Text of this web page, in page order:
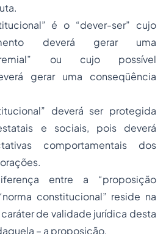
é o “dever-ser” cujo
deverá gerar uma
ou cujo possível
gerar uma conseqüência
deverá ser protegida
e sociais, pois deverá
comportamentais dos
entre a “proposição
constitucional” reside na
de validade jurídica desta
– a proposição.